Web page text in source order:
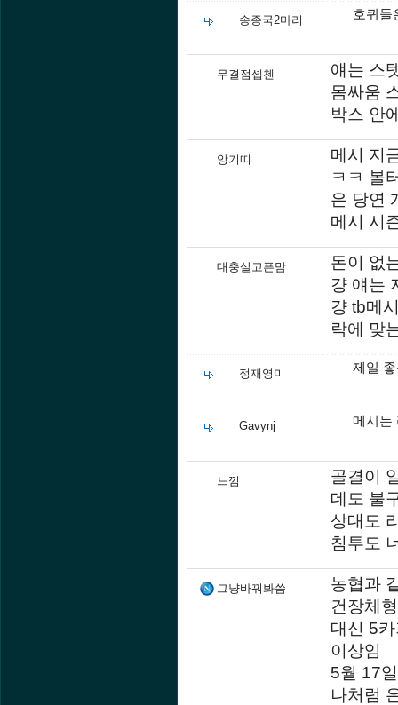
송종국2마리 호퀴들
무결점솁첸
얘는 스
몸싸움
박스 안
앙기띠
메시 지
ㅋㅋ 볼
은 당연
메시 시
대충살고픈맘
돈이 없
걍 얘는
걍 tb메
락에 맞
정재영미 제일
Gavynj 메시는
느낌
골결이
데도 불
상대도
침투도
그냥바꿔봐씀
농협과
건장체
대신 5
이상임
5월 17
나처럼